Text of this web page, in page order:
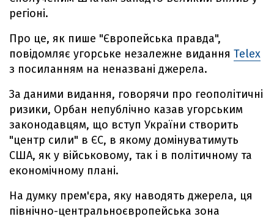
регіоні.
Про це, як пише "Європейська правда",
повідомляє угорське незалежне видання Telex
з посиланням на неназвані джерела.
За даними видання, говорячи про геополітичні
ризики, Орбан непублічно казав угорським
законодавцям, що вступ України створить
"центр сили" в ЄС, в якому домінуватимуть
США, як у військовому, так і в політичному та
економічному плані.
На думку прем'єра, яку наводять джерела, ця
північно-центральноєвропейська зона